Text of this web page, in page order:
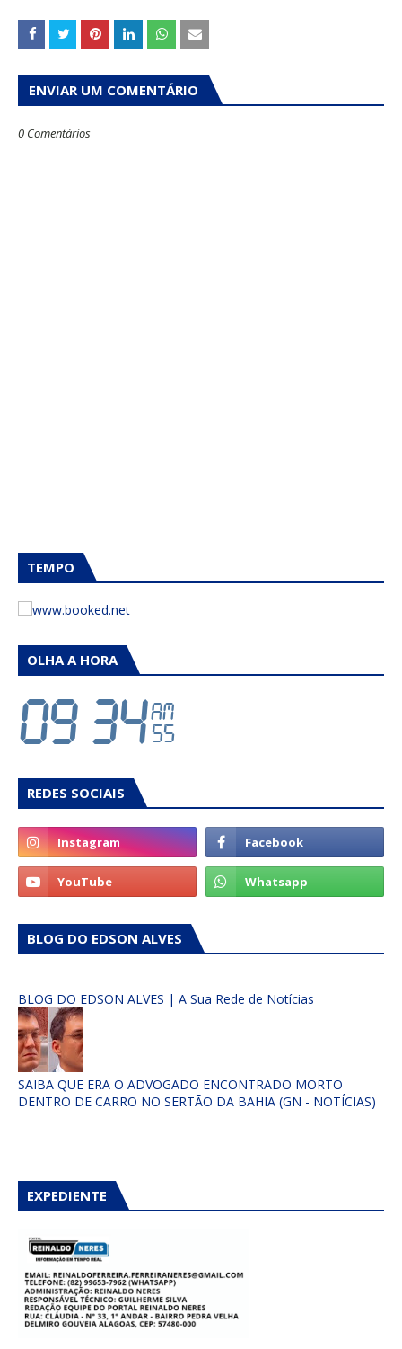
ENVIAR UM COMENTÁRIO
0 Comentários
TEMPO
OLHA A HORA
REDES SOCIAIS
BLOG DO EDSON ALVES
BLOG DO EDSON ALVES | A Sua Rede de Notícias
SAIBA QUE ERA O ADVOGADO ENCONTRADO MORTO
DENTRO DE CARRO NO SERTÃO DA BAHIA (GN - NOTÍCIAS)
EXPEDIENTE